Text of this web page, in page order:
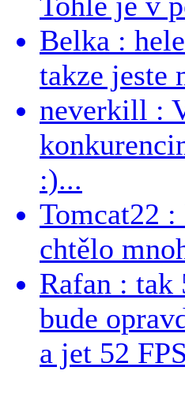
Belka :
takze jeste
neverkill :
:)...
Tomcat22
chtělo
Rafan : tak
bude
a jet 52